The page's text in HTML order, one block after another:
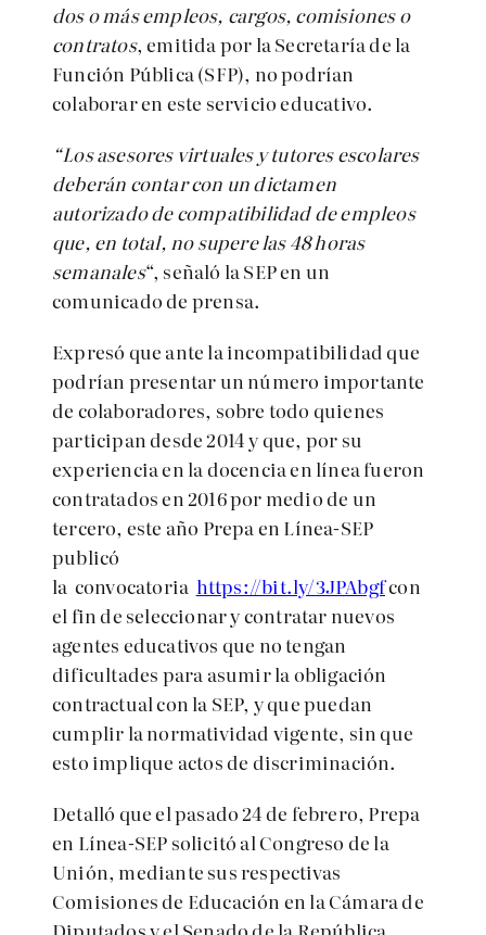
dos o más empleos, cargos, comisiones o
contratos, emitida por la Secretaría de la
Función Pública (SFP), no podrían
colaborar en este servicio educativo.
“Los asesores virtuales y tutores escolares
deberán contar con un dictamen
autorizado de compatibilidad de empleos
que, en total, no supere las 48 horas
semanales“, señaló la SEP en un
comunicado de prensa.
Expresó que ante la incompatibilidad que
podrían presentar un número importante
de colaboradores, sobre todo quienes
participan desde 2014 y que, por su
experiencia en la docencia en línea fueron
contratados en 2016 por medio de un
tercero, este año Prepa en Línea-SEP
publicó
la convocatoria https://bit.ly/3JPAbgfcon
el fin de seleccionar y contratar nuevos
agentes educativos que no tengan
dificultades para asumir la obligación
contractual con la SEP, y que puedan
cumplir la normatividad vigente, sin que
esto implique actos de discriminación.
Detalló que el pasado 24 de febrero, Prepa
en Línea-SEP solicitó al Congreso de la
Unión, mediante sus respectivas
Comisiones de Educación en la Cámara de